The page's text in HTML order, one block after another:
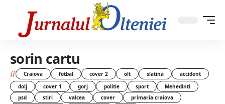
sorin cartu
# Craiova fotbal cover 2 olt slatina
accident
dolj
cover 1 gorj politie sport
Mehedinti
psd
stiri valcea cover
primaria craiova